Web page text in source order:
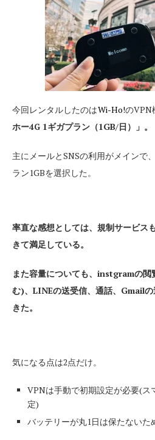
今回レンタルしたのはWi-Ho!のVPN
ホー4G 1ギガプラン（1GB/日）」。
主にメールとSNSの利用がメインで
ラン1GBを選択した。
率直な感想としては、規制サービス
きて満足している。
また容量についても、instgramの
む)、LINEの送受信、通話、Gmail
きた。
気になる点は2点だけ。
VPNは手動で初期設定が必要(ス
定)
バッテリーが丸1日は保たないた